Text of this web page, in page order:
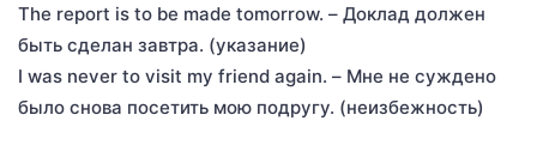
The report is to be made tomorrow. – Доклад должен
быть сделан завтра. (указание)
I was never to visit my friend again. – Мне не суждено
было снова посетить мою подругу. (неизбежность)